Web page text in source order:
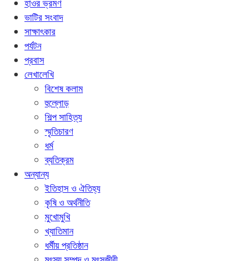
হাওর ভ্রমণ
ভাটির সংবাদ
সাক্ষাৎকার
পর্যটন
প্রবাস
লেখালেখি
বিশেষ কলাম
হুল্লোড়
শিল্প সাহিত্য
স্মৃতিচারণ
ধর্ম
ব্যতিক্রম
অন্যান্য
ইতিহাস ও ঐতিহ্য
কৃষি ও অর্থনীতি
মুখোমুখি
খ্যাতিমান
ধর্মীয় প্রতিষ্ঠান